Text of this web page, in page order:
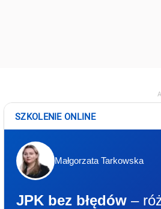
SZKOLENIE ONLINE
Małgorzata Tarkowska
JPK bez błędów –